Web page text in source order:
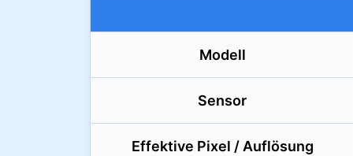
Modell
Sensor
Effektive Pixel / Auflösung